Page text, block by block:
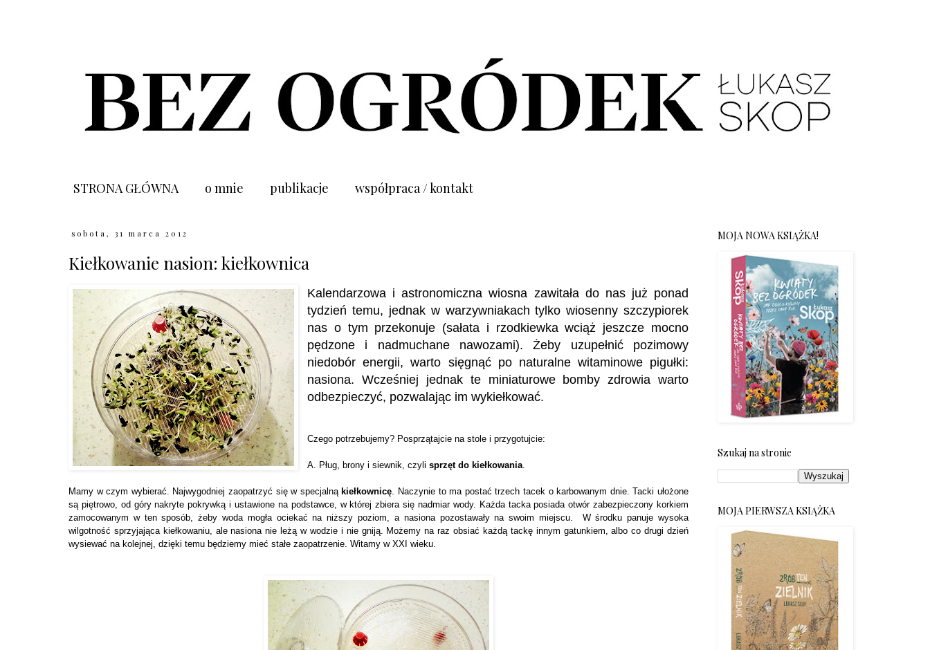
STRONA GŁÓWNA o mnie publikacje współpraca / kontakt
sobota, 31 marca 2012
Kiełkowanie nasion: kiełkownica
Kalendarzowa i astronomiczna wiosna zawitała do nas już ponad
tydzień temu, jednak w warzywniakach tylko wiosenny szczypiorek
nas o tym przekonuje (sałata i rzodkiewka wciąż jeszcze mocno
pędzone i nadmuchane nawozami). Żeby uzupełnić pozimowy
niedobór energii, warto sięgnąć po naturalne witaminowe pigułki:
nasiona. Wcześniej jednak te miniaturowe bomby zdrowia warto
odbezpieczyć, pozwalając im wykiełkować.
Czego potrzebujemy? Posprzątajcie na stole i przygotujcie:
A. Pług, brony i siewnik, czylisprzęt do kiełkowania
Mamy w czym wybierać. Najwygodniej zaopatrzyć się w specjalną kiełkownicę . Naczynie to ma postać trzech tacek o karbowanym dnie. Tacki ułożone
są piętrowo, od góry nakryte pokrywką i ustawione na podstawce, w której zbiera się nadmiar wody. Każda tacka posiada otwór zabezpieczony korkiem
zamocowanym w ten sposób, żeby woda mogła ociekać na niższy poziom, a nasiona pozostawały na swoim miejscu. W środku panuje wysoka
wilgotność sprzyjająca kiełkowaniu, ale nasiona nie leżą w wodzie i nie gniją. Możemy na raz obsiać każdą tackę innym gatunkiem, albo co drugi dzień
wysiewać na kolejnej, dzięki temu będziemy mieć stałe zaopatrzenie. Witamy w XXI wieku.
MOJA NOWA KSIĄŻKA!
Szukaj na stronie
MOJA PIERWSZA KSIĄŻKA